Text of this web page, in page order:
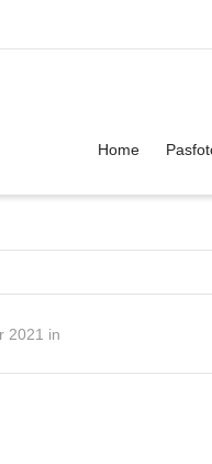
sizesize . Show
Home
2021 in